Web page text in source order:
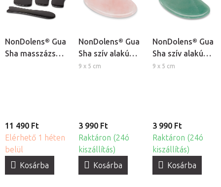
NonDolens® Gua
Sha masszázs
11 490 Ft
Elérhető 1 héten
belül
Kosárba
NonDolens® Gua
Sha szív alakú
masszázskő -
9 x 5 cm
3 990 Ft
Raktáron (24ó
kiszállítás)
Kosárba
NonDolens® Gua
Sha szív alakú
masszázskő -
9 x 5 cm
3 990 Ft
Raktáron (24ó
kiszállítás)
Kosárba